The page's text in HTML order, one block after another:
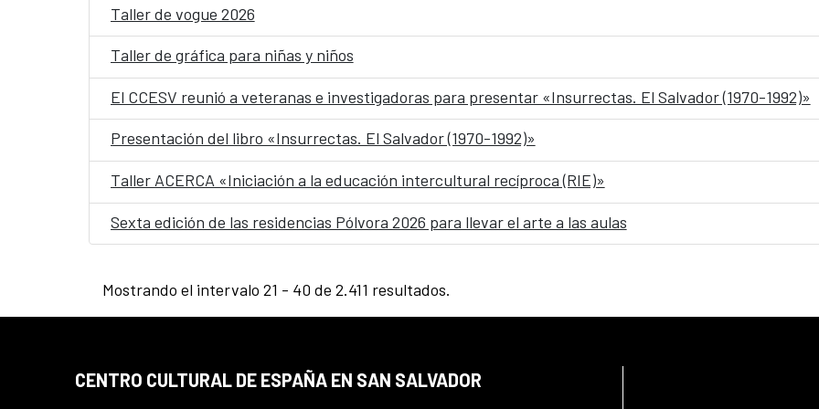
Taller de vogue 2026
Taller de gráfica para niñas y niños
El CCESV reunió a veteranas e investigadoras para presentar «Insurrectas. El Salvador (1970-1992)»
Presentación del libro «Insurrectas. El Salvador (1970-1992)»
Taller ACERCA «Iniciación a la educación intercultural recíproca (RIE)»
Sexta edición de las residencias Pólvora 2026 para llevar el arte a las aulas
Mostrando el intervalo 21 - 40 de 2.411 resultados.
CENTRO CULTURAL DE ESPAÑA EN SAN SALVADOR